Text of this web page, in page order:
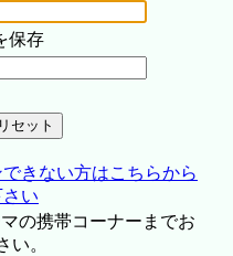
保存
きない方はこちらから
い
の携帯コーナーまでお
い。